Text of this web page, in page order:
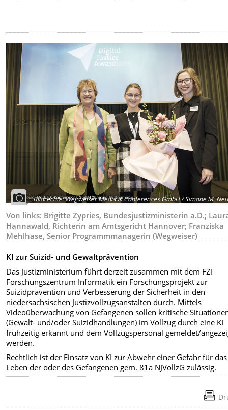
Bildrechte:Wegweiser Media & Conferences GmbH / Simone M.
Von links: Brigitte Zypries, Bundesjustizministerin a.D.;
Hannawald, Richterin am Amtsgericht Hannover; Franziska
Mehlhase, Senior Programmmanagerin (Wegweiser)
KI zur Suizid- und Gewaltprävention
Das Justizministerium führt derzeit zusammen mit dem FZI
Forschungszentrum Informatik ein Forschungsprojekt zur
Suizidprävention und Verbesserung der Sicherheit in den
niedersächsischen Justizvollzugsanstalten durch. Mittels
Videoüberwachung von Gefangenen sollen kritische
(Gewalt- und/oder Suizidhandlungen) im Vollzug durch eine KI
frühzeitig erkannt und dem Vollzugspersonal gemeldet/
werden.
Rechtlich ist der Einsatz von KI zur Abwehr einer Gefahr für das
Leben der oder des Gefangenen gem. 81a NJVollzG zulässig.